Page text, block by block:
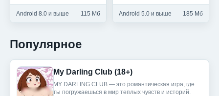
Android 8.0 и выше 115 Мб Android 5.0 и выше 185 Мб
Популярное
My Darling Club (18+)
MY DARLING CLUB — это романтическая игра, где
ты погружаешься в мир теплых чувств и историй.